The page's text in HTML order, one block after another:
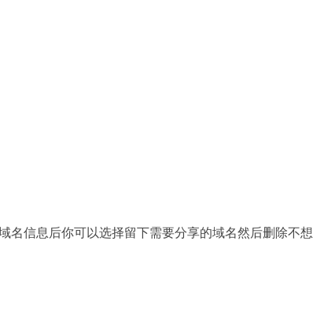
名信息后你可以选择留下需要分享的域名然后删除不想